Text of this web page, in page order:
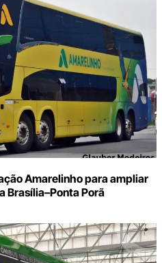
Amarelinho para ampliar
Brasília–Ponta Porã